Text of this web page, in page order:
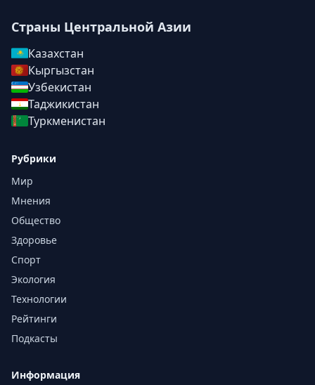
Страны Центральной Азии
Казахстан
Кыргызстан
Узбекистан
Таджикистан
Туркменистан
Рубрики
Мир
Мнения
Общество
Здоровье
Спорт
Экология
Технологии
Рейтинги
Подкасты
Информация